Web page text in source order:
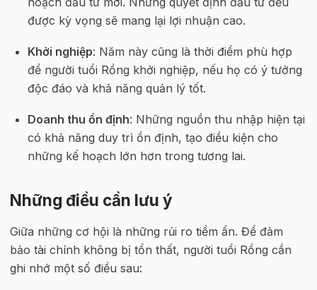
được kỳ vọng sẽ mang lại lợi nhuận cao.
Khởi nghiệp: Năm này cũng là thời điểm phù hợp
để người tuổi Rồng khởi nghiệp, nếu họ có ý tưởng
độc đáo và khả năng quản lý tốt.
Doanh thu ổn định: Những nguồn thu nhập hiện tại
có khả năng duy trì ổn định, tạo điều kiện cho
những kế hoạch lớn hơn trong tương lai.
Những điều cần lưu ý
Giữa những cơ hội là những rủi ro tiềm ẩn. Để đảm
bảo tài chính không bị tổn thất, người tuổi Rồng cần
ghi nhớ một số điều sau: